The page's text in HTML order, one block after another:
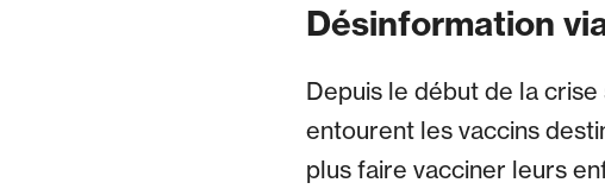
Désinformation
Depuis le début de la
entourent les vaccins
plus faire vacciner leurs